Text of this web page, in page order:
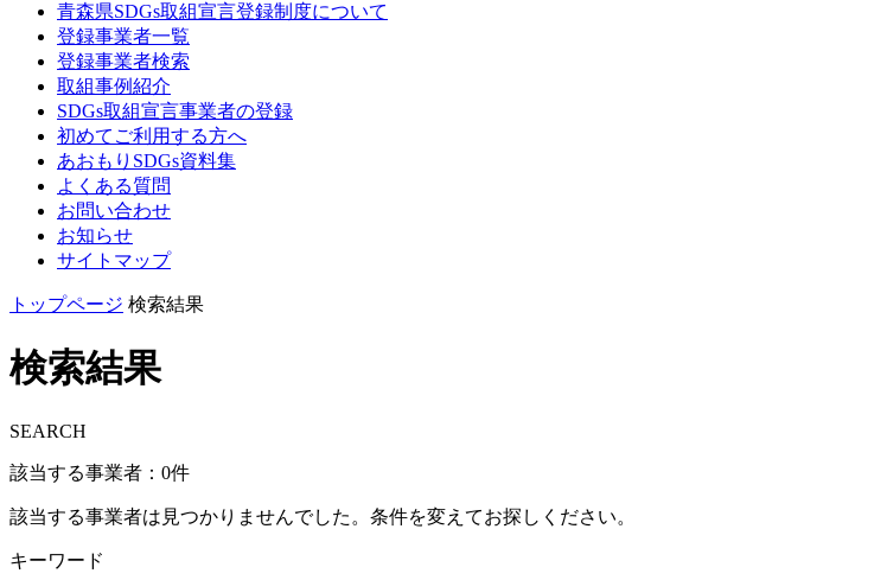
青森県SDGs取組宣言登録制度について
登録事業者一覧
登録事業者検索
取組事例紹介
SDGs取組宣言事業者の登録
初めてご利用する方へ
あおもりSDGs資料集
よくある質問
お問い合わせ
お知らせ
サイトマップ
トップページ 検索結果
検索結果
SEARCH
該当する事業者： 0件
該当する事業者は見つかりませんでした。条件を変えてお探しください。
キーワード